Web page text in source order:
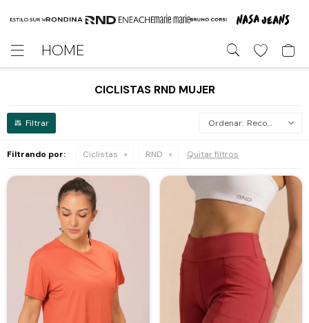
HOME

CICLISTAS RND MUJER
Recomendados
Filtrando por: Ciclistas RND Quitar filtros